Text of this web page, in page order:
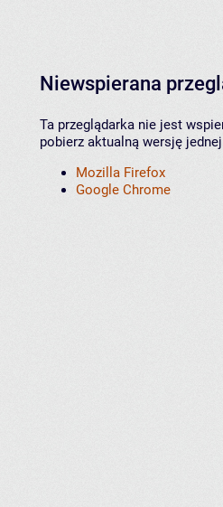
Niewspierana
Ta przeglądarka nie jest
pobierz aktualną wersję
Mozilla Firefox
Google Chrome